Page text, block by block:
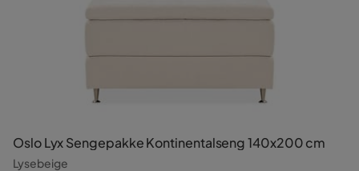
Oslo Lyx Sengepakke Kontinentalseng 140x200 cm
Lysebeige